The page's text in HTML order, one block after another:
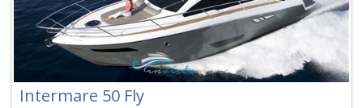
Intermare 50 Fly